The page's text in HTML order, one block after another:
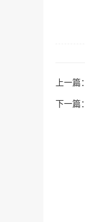
上一篇：
下一篇：